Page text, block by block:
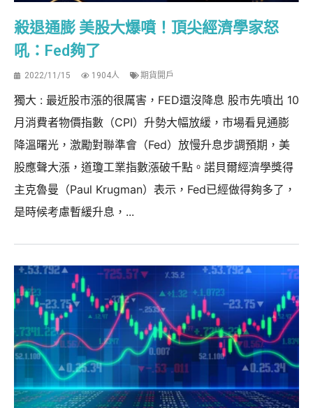
殺退通膨 美股大爆噴！頂尖經濟學家怒
吼：Fed夠了
2022/11/15 1904人 期貨開戶
獨大 : 最近股市漲的很厲害，FED還沒降息 股市先噴出 10
月消費者物價指數（CPI）升勢大幅放緩，市場看見通膨
降溫曙光，激勵對聯準會（Fed）放慢升息步調預期，美
股應聲大漲，道瓊工業指數漲破千點。諾貝爾經濟學獎得
主克魯曼（Paul Krugman）表示，Fed已經做得夠多了，
是時候考慮暫緩升息，...